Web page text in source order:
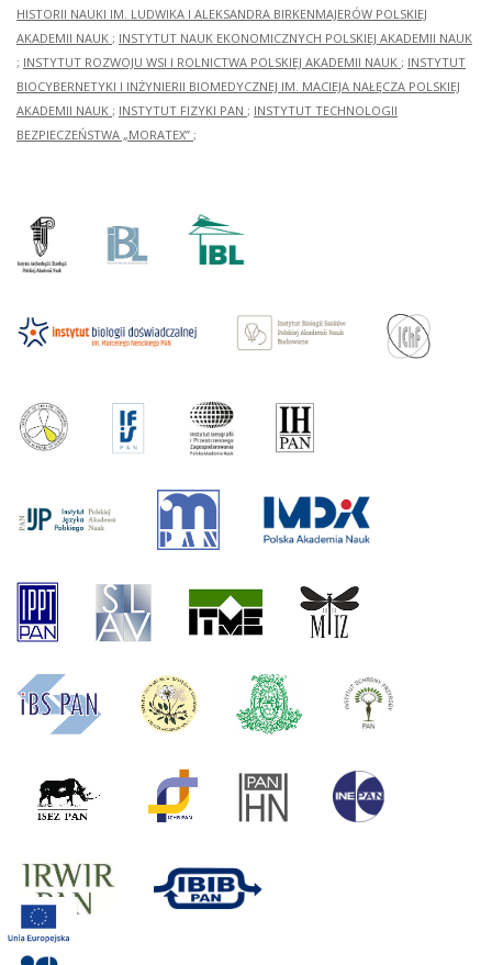
HISTORII NAUKI IM. LUDWIKA I ALEKSANDRA BIRKENMAJERÓW POLSKIEJ
AKADEMII NAUK ; INSTYTUT NAUK EKONOMICZNYCH POLSKIEJ AKADEMII NAUK
; INSTYTUT ROZWOJU WSI I ROLNICTWA POLSKIEJ AKADEMII NAUK ; INSTYTUT
BIOCYBERNETYKI I INŻYNIERII BIOMEDYCZNEJ IM. MACIEJA NAŁĘCZA POLSKIEJ
AKADEMII NAUK ; INSTYTUT FIZYKI PAN ; INSTYTUT TECHNOLOGII
BEZPIECZEŃSTWA „MORATEX” ;